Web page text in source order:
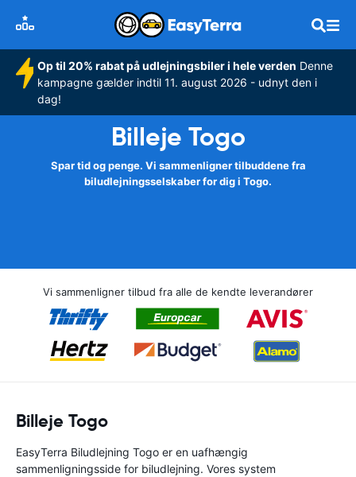
Op til 20% rabat på udlejningsbiler i hele verden Denne
kampagne gælder indtil 11. august 2026 - udnyt den i
dag!
Billeje Togo
Spar tid og penge. Vi sammenligner tilbuddene fra
biludlejningsselskaber for dig i Togo.
Vi sammenligner tilbud fra alle de kendte leverandører
Billeje Togo
EasyTerra Biludlejning Togo er en uafhængig
sammenligningsside for biludlejning. Vores system